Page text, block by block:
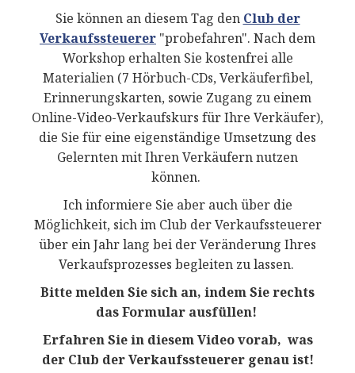
Sie können an diesem Tag den Club der
Verkaufssteuerer "probefahren". Nach dem
Workshop erhalten Sie kostenfrei alle
Materialien (7 Hörbuch-CDs, Verkäuferfibel,
Erinnerungskarten, sowie Zugang zu einem
Online-Video-Verkaufskurs für Ihre Verkäufer),
die Sie für eine eigenständige Umsetzung des
Gelernten mit Ihren Verkäufern nutzen
können.
Ich informiere Sie aber auch über die
Möglichkeit, sich im Club der Verkaufssteuerer
über ein Jahr lang bei der Veränderung Ihres
Verkaufsprozesses begleiten zu lassen.
Bitte melden Sie sich an, indem Sie rechts
das Formular ausfüllen!
Erfahren Sie in diesem Video vorab, was
der Club der Verkaufssteuerer genau ist!